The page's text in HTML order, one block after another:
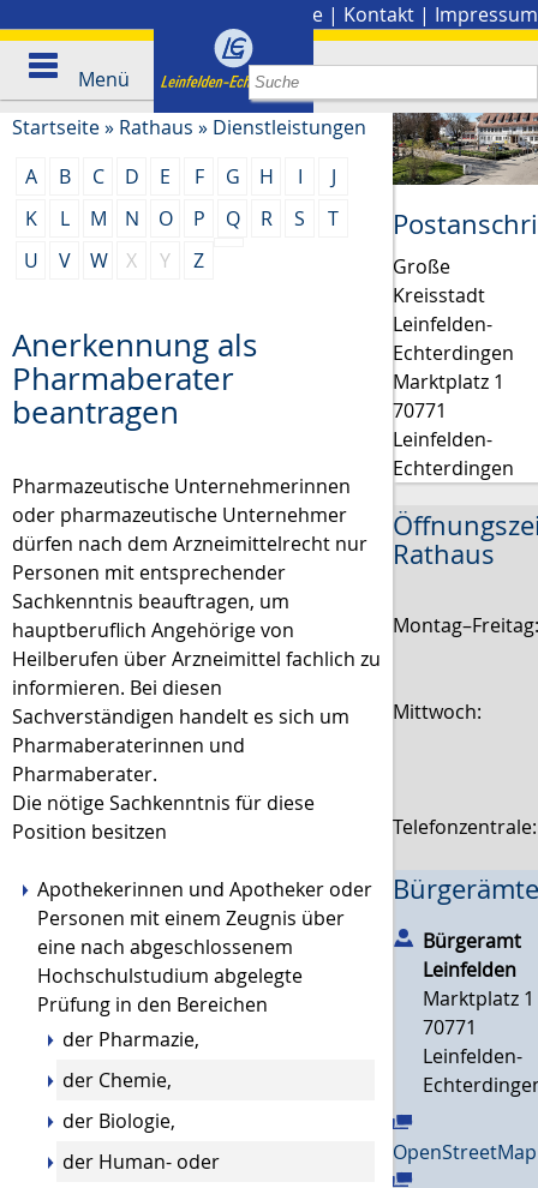
Presse | Kontakt | Impressum
Menü
Startseite» Rathaus » Dienstleistungen
A
B C D E F G H I
J
K
L M N O P Q R S
T
U
V W X Y Z
Anerkennung als
Pharmaberater
beantragen
Pharmazeutische Unternehmerinnen
oder pharmazeutische Unternehmer
dürfen nach dem Arzneimittelrecht nur
Personen mit entsprechender
Sachkenntnis beauftragen, um
hauptberuflich Angehörige von
Heilberufen über Arzneimittel fachlich zu
informieren. Bei diesen
Sachverständigen handelt es sich um
Pharmaberaterinnen und
Pharmaberater.
Die nötige Sachkenntnis für diese
Position besitzen
Apothekerinnen und Apotheker oder
Personen mit einem Zeugnis über
eine nach abgeschlossenem
Hochschulstudium abgelegte
Prüfung in den Bereichen
der Pharmazie,
der Chemie,
der Biologie,
der Human- oder
Große
Kreisstadt
Leinfelden-
Echterdingen
Marktplatz 1
70771
Leinfelden-
Echterdingen
Rathaus
Mittwoch:
Bürgeramt
Leinfelden
Marktplatz 1
70771
Leinfelden-
OpenStreetMap